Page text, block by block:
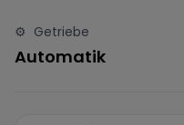
⚙️ Getriebe
Automatik